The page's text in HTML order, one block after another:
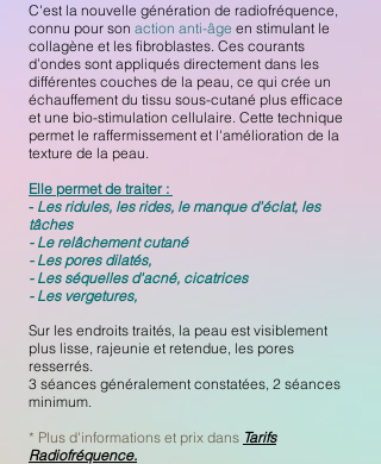
C'est la nouvelle génération de radiofréquence,
connu pour son action anti-âge en stimulant le
collagène et les fibroblastes. Ces courants
d’ondes sont appliqués directement dans les
différentes couches de la peau, ce qui crée un
échauffement du tissu sous-cutané plus efficace
et une bio-stimulation cellulaire. Cette technique
permet le raffermissement et l'amélioration de la
texture de la peau.
Elle permet de traiter :
- Les ridules, les rides, le manque d'éclat, les
tâches
- Le relâchement cutané
- Les pores dilatés,
- Les séquelles d'acné, cicatrices
- Les vergetures,
Sur les endroits traités, la peau est visiblement
plus lisse, rajeunie et retendue, les pores
resserrés.
3 séances généralement constatées, 2 séances
minimum.
* Plus d'informations et prix dans Tarifs
Radiofréquence.